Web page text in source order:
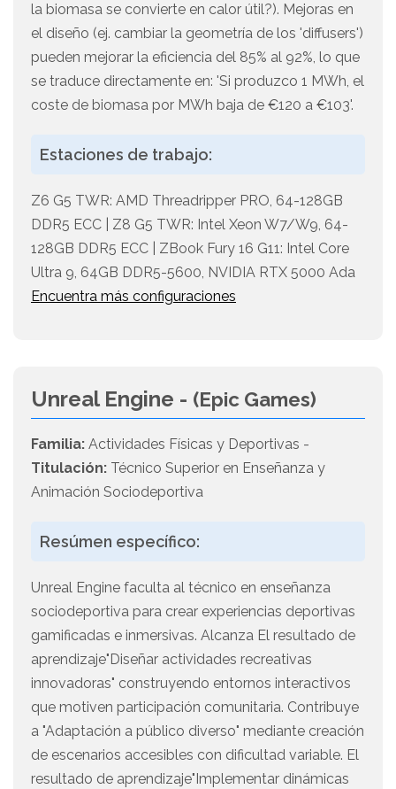
la biomasa se convierte en calor útil?). Mejoras en
el diseño (ej. cambiar la geometría de los 'diffusers')
pueden mejorar la eficiencia del 85% al 92%, lo que
se traduce directamente en: 'Si produzco 1 MWh, el
coste de biomasa por MWh baja de €120 a €103'.
Estaciones de trabajo:
Z6 G5 TWR: AMD Threadripper PRO, 64-128GB
DDR5 ECC | Z8 G5 TWR: Intel Xeon W7/W9, 64-
128GB DDR5 ECC | ZBook Fury 16 G11: Intel Core
Ultra 9, 64GB DDR5-5600, NVIDIA RTX 5000 Ada
Encuentra más configuraciones
Unreal Engine - (Epic Games)
Familia: Actividades Físicas y Deportivas -
Titulación: Técnico Superior en Enseñanza y
Animación Sociodeportiva
Resúmen específico:
Unreal Engine faculta al técnico en enseñanza
sociodeportiva para crear experiencias deportivas
gamificadas e inmersivas. Alcanza El resultado de
aprendizaje"Diseñar actividades recreativas
innovadoras" construyendo entornos interactivos
que motiven participación comunitaria. Contribuye
a "Adaptación a público diverso" mediante creación
de escenarios accesibles con dificultad variable. El
resultado de aprendizaje"Implementar dinámicas